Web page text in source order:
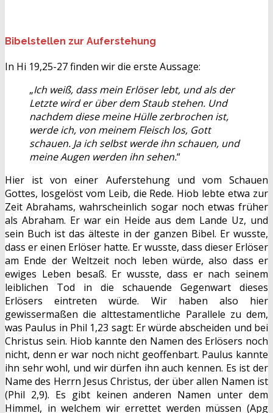
Bibelstellen zur Auferstehung
In Hi 19,25-27 finden wir die erste Aussage:
„Ich weiß, dass mein Erlöser lebt, und als der
Letzte wird er über dem Staub stehen. Und
nachdem diese meine Hülle zerbrochen ist,
werde ich, von meinem Fleisch los, Gott
schauen. Ja ich selbst werde ihn schauen, und
meine Augen werden ihn sehen.“
Hier ist von einer Auferstehung und vom Schauen
Gottes, losgelöst vom Leib, die Rede. Hiob lebte etwa zur
Zeit Abrahams, wahrscheinlich sogar noch etwas früher
als Abraham. Er war ein Heide aus dem Lande Uz, und
sein Buch ist das älteste in der ganzen Bibel. Er wusste,
dass er einen Erlöser hatte. Er wusste, dass dieser Erlöser
am Ende der Weltzeit noch leben würde, also dass er
ewiges Leben besaß. Er wusste, dass er nach seinem
leiblichen Tod in die schauende Gegenwart dieses
Erlösers eintreten würde. Wir haben also hier
gewissermaßen die alttestamentliche Parallele zu dem,
was Paulus in Phil 1,23 sagt: Er würde abscheiden und bei
Christus sein. Hiob kannte den Namen des Erlösers noch
nicht, denn er war noch nicht geoffenbart. Paulus kannte
ihn sehr wohl, und wir dürfen ihn auch kennen. Es ist der
Name des Herrn Jesus Christus, der über allen Namen ist
(Phil 2,9). Es gibt keinen anderen Namen unter dem
Himmel, in welchem wir errettet werden müssen (Apg